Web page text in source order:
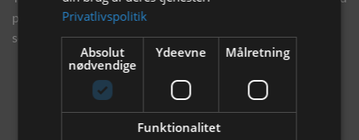
på mail før andre gør. Vi vil holde dig opdateret med vores
seneste information, produkter og tilbud.
Privatlivspolitik
Absolut
nødvendige
Ydeevne Målretning
Funktionalitet